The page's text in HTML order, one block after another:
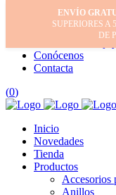
Inicio
Mi cuenta
Conócenos
Contacta
(0)
Inicio
Novedades
Tienda
Productos
Accesorios
Anillos
ENVÍO
SUPERIORES A
DE